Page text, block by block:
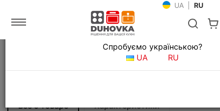
UA RU
Кухонные вытяжки
Вытяжка кухонная Fabiano NeoRustic 60
Все о товаре Характеристики
Язык магазина
Спробуємо українською?
UA
RU